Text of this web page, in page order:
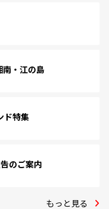
南・江の島
ド特集
のご案内
もっと見る